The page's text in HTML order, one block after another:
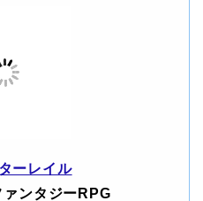
ーレイル
ンタジーRPG